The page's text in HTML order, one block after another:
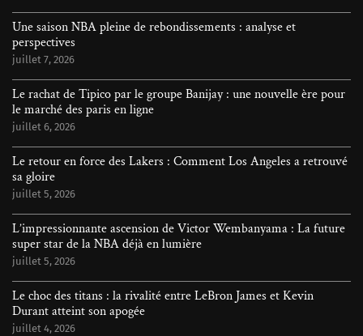
Une saison NBA pleine de rebondissements : analyse et
perspectives
juillet 7, 2026
Le rachat de Tipico par le groupe Banijay : une nouvelle ère pour
le marché des paris en ligne
juillet 6, 2026
Le retour en force des Lakers : Comment Los Angeles a retrouvé
sa gloire
juillet 5, 2026
L’impressionnante ascension de Victor Wembanyama : La future
super star de la NBA déjà en lumière
juillet 5, 2026
Le choc des titans : la rivalité entre LeBron James et Kevin
Durant atteint son apogée
juillet 4, 2026